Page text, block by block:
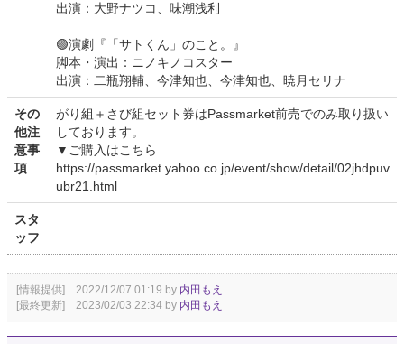
出演：大野ナツコ、味潮浅利
🟢演劇『「サトくん」のこと。』
脚本・演出：ニノキノコスター
出演：二瓶翔輔、今津知也、今津知也、暁月セリナ
その
他注
意事
項
がり組＋さび組セット券はPassmarket前売でのみ取り扱い
しております。
▼ご購入はこちら
https://passmarket.yahoo.co.jp/event/show/detail/02jhdpuv
ubr21.html
スタ
ッフ
[情報提供] 2022/12/07 01:19 by 内田もえ
[最終更新] 2023/02/03 22:34 by 内田もえ